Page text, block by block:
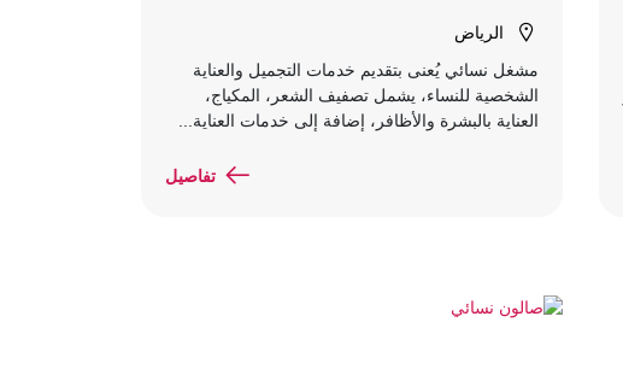
الرياض
مشغل نسائي يُعنى بتقديم خدمات التجميل والعناية
الشخصية للنساء، يشمل تصفيف الشعر، المكياج،
العناية بالبشرة والأظافر، إضافة إلى خدمات العناية...
تفاصيل